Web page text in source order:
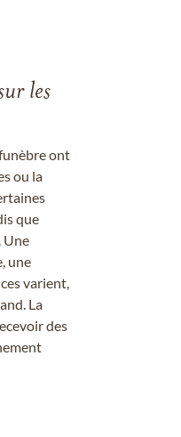
les
ont
ou la
que
Une
une
varient,
La
des